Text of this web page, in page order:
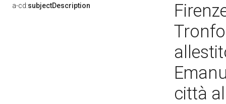
a-cd:subjectDescription
città